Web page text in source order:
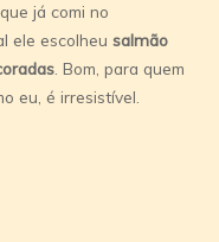
já comi no
ele escolheusalmão
. Bom, para quem
eu, é irresistível.